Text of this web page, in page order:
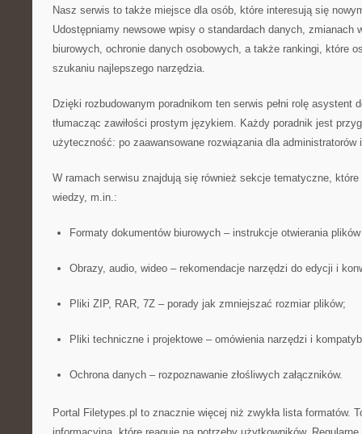
Nasz serwis to także miejsce dla osób, które interesują się
Udostępniamy newsowe wpisy o standardach danych, zmianach
biurowych, ochronie danych osobowych, a także rankingi, które
szukaniu najlepszego narzędzia.
Dzięki rozbudowanym poradnikom ten serwis pełni rolę asystent
tłumacząc zawiłości prostym językiem. Każdy poradnik jest
użyteczność: po zaawansowane rozwiązania dla administratorów
W ramach serwisu znajdują się również sekcje tematyczne,
wiedzy, m.in.:
Formaty dokumentów biurowych – instrukcje otwierania
Obrazy, audio, wideo – rekomendacje narzędzi do edycji i
Pliki ZIP, RAR, 7Z – porady jak zmniejszać rozmiar plików;
Pliki techniczne i projektowe – omówienia narzędzi i
Ochrona danych – rozpoznawanie złośliwych załączników.
Portal Filetypes.pl to znacznie więcej niż zwykła lista formatów.